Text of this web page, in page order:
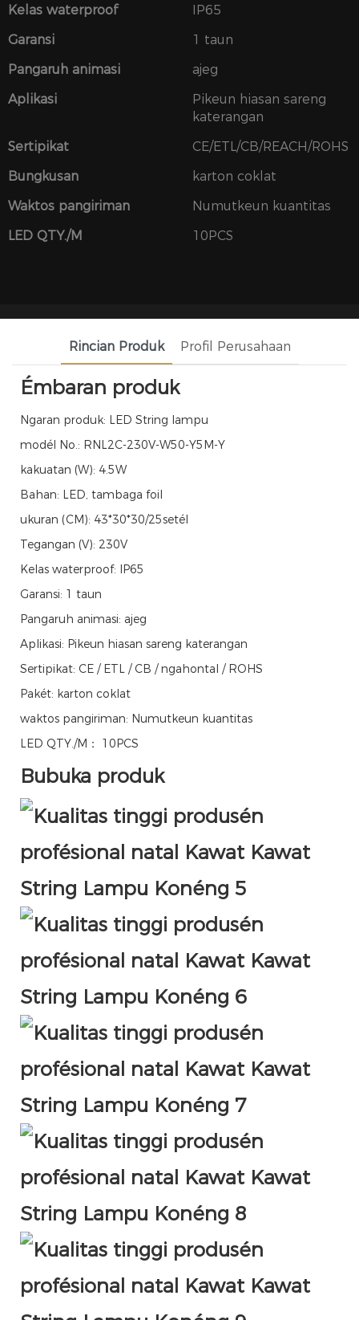
Kelas waterproof
IP65
Garansi
1 taun
Pangaruh animasi
ajeg
Aplikasi
Pikeun hiasan sareng
katerangan
Sertipikat
CE/ETL/CB/REACH/ROHS
Bungkusan
karton coklat
Waktos pangiriman
Numutkeun kuantitas
LED QTY./M
10PCS
Rincian Produk Profil Perusahaan
Émbaran produk
Ngaran produk: LED String lampu
modél No.: RNL2C-230V-W50-Y5M-Y
kakuatan (W): 4.5W
Bahan: LED, tambaga foil
ukuran (CM): 43*30*30/25setél
Tegangan (V): 230V
Kelas waterproof: IP65
Garansi: 1 taun
Pangaruh animasi: ajeg
Aplikasi: Pikeun hiasan sareng katerangan
Sertipikat: CE / ETL / CB / ngahontal / ROHS
Pakét: karton coklat
waktos pangiriman: Numutkeun kuantitas
LED QTY./M： 10PCS
Bubuka produk